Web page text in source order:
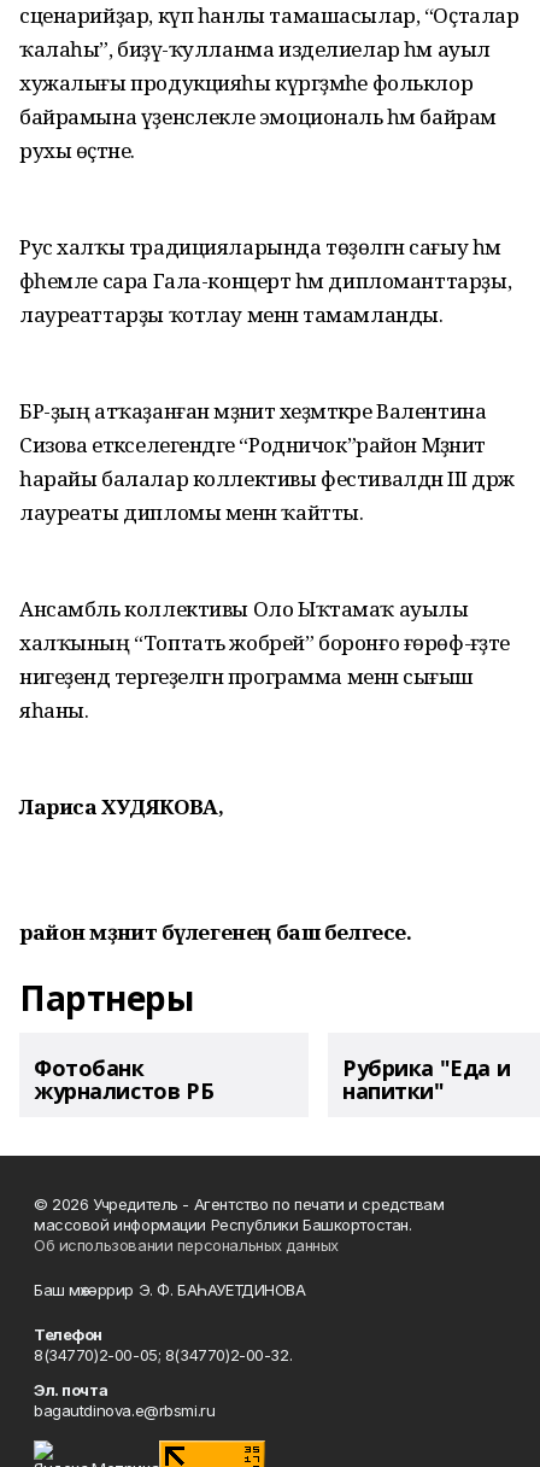
сценарийҙар, күп һанлы тамашасылар, “Оҫталар
ҡалаһы”, биҙәү-ҡулланма изделиелар һәм ауыл
хужалығы продукцияһы күргәҙмәһе фольклор
байрамына үҙенсәлекле эмоциональ һәм байрам
рухы өҫтәне.
Рус халҡы традицияларында төҙөлгән сағыу һәм
фәһемле сара Гала-концерт һәм дипломанттарҙы,
лауреаттарҙы ҡотлау менән тамамланды.
БР-ҙың атҡаҙанған мәҙәниәт хеҙмәткәре Валентина
Сизова етәкселегендәге “Родничок”район Мәҙәниәт
һарайы балалар коллективы фестивалдән III дәрәжә
лауреаты дипломы менән ҡайтты.
Ансамбль коллективы Оло Ыҡтамаҡ ауылы
халҡының “Топтать жобрей” боронғо ғөрөф-ғәҙәте
нигеҙендә тергеҙелгән программа менән сығыш
яһаны.
Лариса ХУДЯКОВА,
район мәҙәниәт бүлегенең баш белгесе.
Партнеры
Фотобанк
журналистов РБ
Рубрика "Еда и
напитки"
© 2026 Учредитель - Агентство по печати и средствам
массовой информации Республики Башкортостан.
Об использовании персональных данных
Баш мөхәррир Э. Ф. БАҺАУЕТДИНОВА
Телефон
8(34770)2-00-05; 8(34770)2-00-32.
Эл. почта
bagautdinova.e@rbsmi.ru